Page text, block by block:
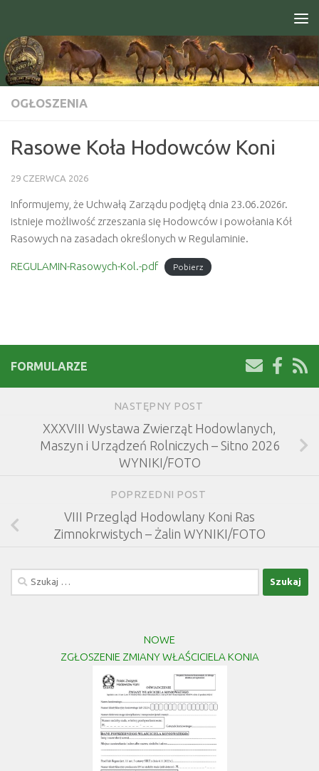
Open toolbar
OGŁOSZENIA
Rasowe Koła Hodowców Koni
29 CZERWCA 2026
Informujemy, że Uchwałą Zarządu podjętą dnia 23.06.2026r.
istnieje możliwość zrzeszania się Hodowców i powołania Kół
Rasowych na zasadach określonych w Regulaminie.
REGULAMIN-Rasowych-Kol.-pdf Pobierz
FORMULARZE
NASTĘPNY POST
XXXVIII Wystawa Zwierząt Hodowlanych,
Maszyn i Urządzeń Rolniczych – Sitno 2026
WYNIKI/FOTO
POPRZEDNI POST
VIII Przegląd Hodowlany Koni Ras
Zimnokrwistych – Żalin WYNIKI/FOTO
Szukaj:
NOWE
ZGŁOSZENIE ZMIANY WŁAŚCICIELA KONIA